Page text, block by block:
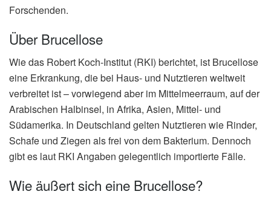
Forschenden.
Über Brucellose
Wie das Robert Koch-Institut (RKI) berichtet, ist Brucellose
eine Erkrankung, die bei Haus- und Nutztieren weltweit
verbreitet ist – vorwiegend aber im Mittelmeerraum, auf der
Arabischen Halbinsel, in Afrika, Asien, Mittel- und
Südamerika. In Deutschland gelten Nutztieren wie Rinder,
Schafe und Ziegen als frei von dem Bakterium. Dennoch
gibt es laut RKI Angaben gelegentlich importierte Fälle.
Wie äußert sich eine Brucellose?